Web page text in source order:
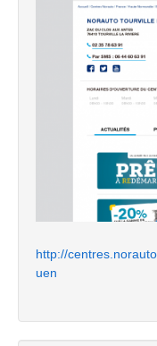
http://
uen